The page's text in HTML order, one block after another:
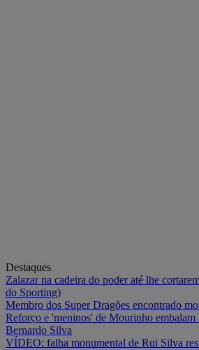
Destaques
Zalazar na cadeira do poder até lhe
do Sporting)
Membro dos Super Dragões encontrado
Reforço e 'meninos' de Mourinho embalam
Bernardo Silva
VÍDEO: falha monumental de Rui Silva